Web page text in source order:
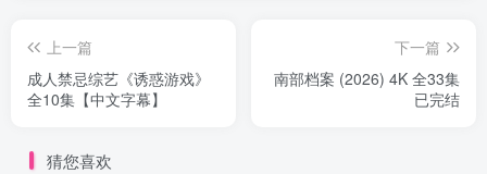
上一篇
成人禁忌综艺《诱惑游戏》
全10集【中文字幕】
下一篇
南部档案 (2026) 4K 全33集
已完结
猜您喜欢